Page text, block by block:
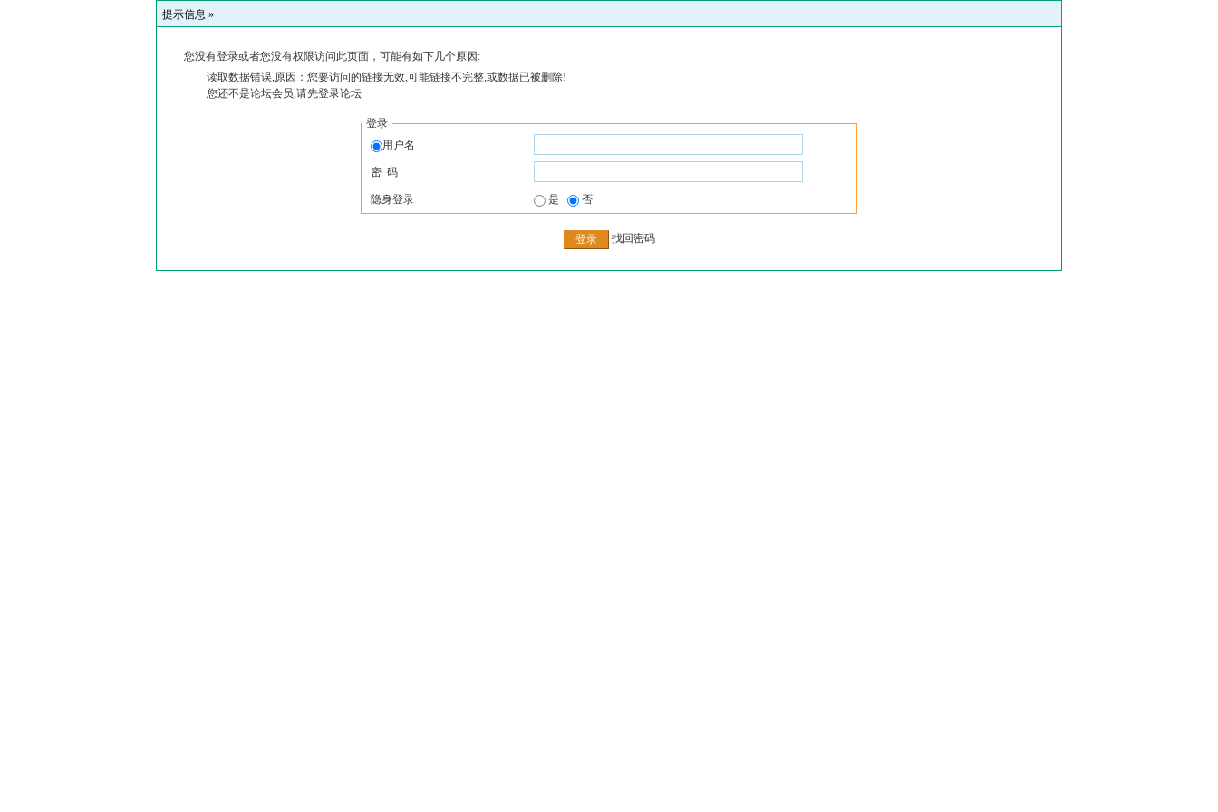
提示信息 »
您没有登录或者您没有权限访问此页面，可能有如下几个原因:
读取数据错误,原因：您要访问的链接无效,可能链接不完整,或数据已被删除!
您还不是论坛会员,请先登录论坛
登录
用户名
密 码
隐身登录 是 否
找回密码